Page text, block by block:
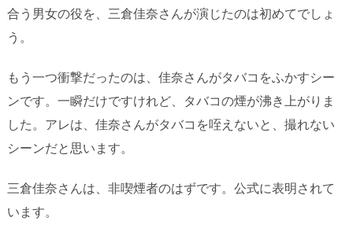
合う男女の役を、三倉佳奈さんが演じたのは初めてでしょ
う。
もう一つ衝撃だったのは、佳奈さんがタバコをふかすシー
ンです。一瞬だけですけれど、タバコの煙が沸き上がりま
した。アレは、佳奈さんがタバコを咥えないと、撮れない
シーンだと思います。
三倉佳奈さんは、非喫煙者のはずです。公式に表明されて
います。